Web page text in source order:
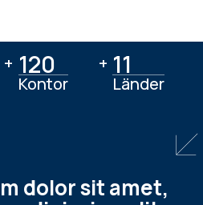
+ 120
120
Kontor
+ 11
11
Länder
dolor sit amet,